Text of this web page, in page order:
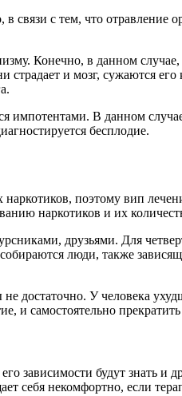
с тем, что отравление
Конечно, в данном случае,
и мозг, сужаются
В данном
бесплодие.
поэтому вип
наркотиков и их
друзьями. Для
люди, также
не достаточно. У человека
и самостоятельно
зависимости будут знать
себя некомфортно, если